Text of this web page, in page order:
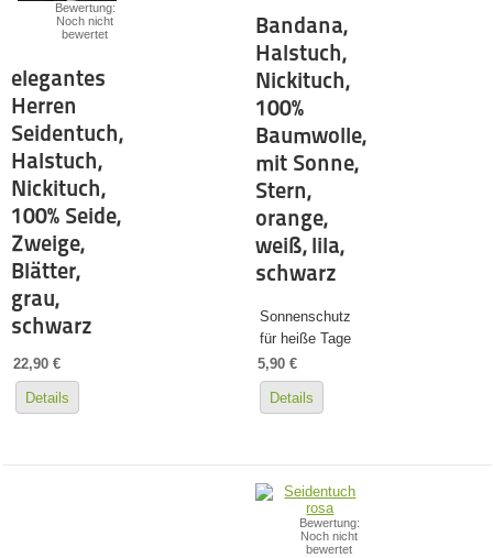
Bewertung:
Noch nicht
bewertet
elegantes
Herren
Seidentuch,
Halstuch,
Nickituch,
100% Seide,
Zweige,
Blätter,
grau,
schwarz
22,90 €
Details
Bandana,
Halstuch,
Nickituch,
100%
Baumwolle,
mit Sonne,
Stern,
orange,
weiß, lila,
schwarz
Sonnenschutz
für heiße Tage
5,90 €
Details
Bewertung:
Noch nicht
bewertet